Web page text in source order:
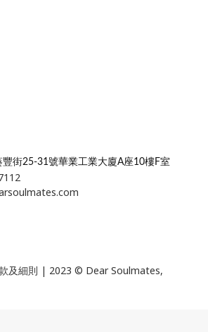
豐街25-31號華業工業大廈A座10樓F室
及細則 | 2023 © Dear Soulmates,